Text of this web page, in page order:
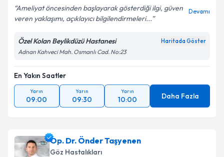
Kişisel verilerimin işlenmesine ilişkin
Aydınlatma
Metni'ni okudum ve kişisel verilerimin belirtilen
Takvim Talebini Gönder
Ameliyat öncesinden başlayarak gösterdiği ilgi, güven
veren yaklaşımı, açıklayıcı bilgilendirmeleri...
Devamı
Özel Kolan Beylikdüzü Hastanesi Haritada Göster
Adnan Kahveci Mah. Osmanlı Cad. No:23
En Yakın Saatler
Yarın
09:00
Yarın
09:30
Yarın
10:00 Daha Fazla
Op. Dr. Önder Taşyenen
Göz Hastalıkları